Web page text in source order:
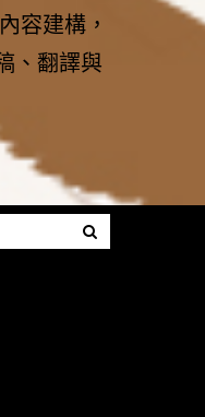
容建構，
、翻譯與
Menu